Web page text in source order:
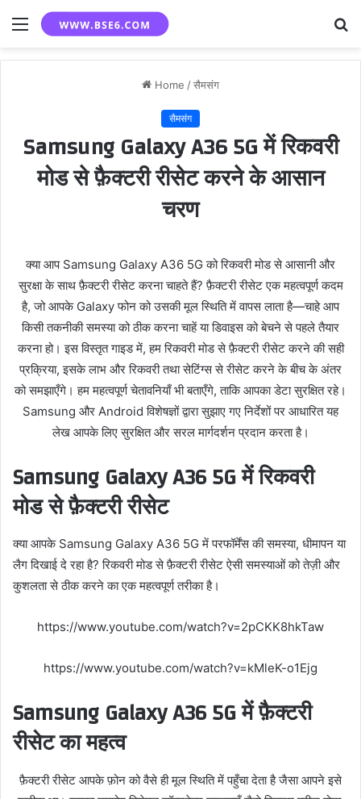
Menu
Home /सैमसंग
सैमसंग
Samsung Galaxy A36 5G में रिकवरी
मोड से फ़ैक्टरी रीसेट करने के आसान
चरण
क्या आप Samsung Galaxy A36 5G को रिकवरी मोड से आसानी और
सुरक्षा के साथ फ़ैक्टरी रीसेट करना चाहते हैं? फ़ैक्टरी रीसेट एक महत्वपूर्ण कदम
है, जो आपके Galaxy फोन को उसकी मूल स्थिति में वापस लाता है—चाहे आप
किसी तकनीकी समस्या को ठीक करना चाहें या डिवाइस को बेचने से पहले तैयार
करना हो। इस विस्तृत गाइड में, हम रिकवरी मोड से फ़ैक्टरी रीसेट करने की सही
प्रक्रिया, इसके लाभ और रिकवरी तथा सेटिंग्स से रीसेट करने के बीच के अंतर
को समझाएँगे। हम महत्वपूर्ण चेतावनियाँ भी बताएँगे, ताकि आपका डेटा सुरक्षित रहे।
Samsung और Android विशेषज्ञों द्वारा सुझाए गए निर्देशों पर आधारित यह
लेख आपके लिए सुरक्षित और सरल मार्गदर्शन प्रदान करता है।
Samsung Galaxy A36 5G में रिकवरी
मोड से फ़ैक्टरी रीसेट
क्या आपके Samsung Galaxy A36 5G में परफॉर्मेंस की समस्या, धीमापन या
लैग दिखाई दे रहा है? रिकवरी मोड से फ़ैक्टरी रीसेट ऐसी समस्याओं को तेज़ी और
कुशलता से ठीक करने का एक महत्वपूर्ण तरीका है।
https://www.youtube.com/watch?v=2pCKK8hkTaw
https://www.youtube.com/watch?v=kMleK-o1Ejg
Samsung Galaxy A36 5G में फ़ैक्टरी
रीसेट का महत्व
फ़ैक्टरी रीसेट आपके फ़ोन को वैसे ही मूल स्थिति में पहुँचा देता है जैसा आपने इसे